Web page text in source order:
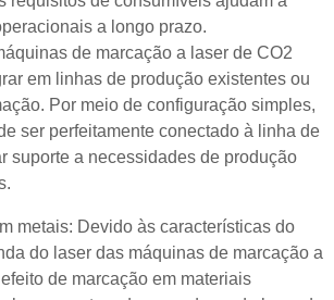
a longo prazo.
de marcação a laser de CO2
em linhas de produção existentes ou
Por meio de configuração simples,
ser perfeitamente conectado à linha de
suporte a necessidades de produção
metais: Devido às características do
do laser das máquinas de marcação a
de marcação em materiais